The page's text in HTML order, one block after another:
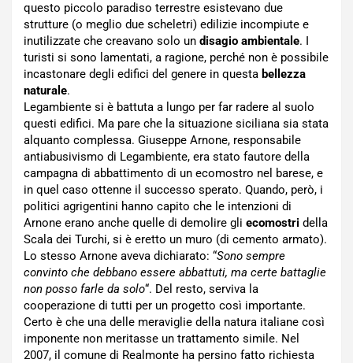
questo piccolo paradiso terrestre esistevano due
strutture (o meglio due scheletri) edilizie incompiute e
inutilizzate che creavano solo un disagio ambientale. I
turisti si sono lamentati, a ragione, perché non è possibile
incastonare degli edifici del genere in questa bellezza
naturale.
Legambiente si è battuta a lungo per far radere al suolo
questi edifici. Ma pare che la situazione siciliana sia stata
alquanto complessa. Giuseppe Arnone, responsabile
antiabusivismo di Legambiente, era stato fautore della
campagna di abbattimento di un ecomostro nel barese, e
in quel caso ottenne il successo sperato. Quando, però, i
politici agrigentini hanno capito che le intenzioni di
Arnone erano anche quelle di demolire gli ecomostri della
Scala dei Turchi, si è eretto un muro (di cemento armato).
Lo stesso Arnone aveva dichiarato: “Sono sempre
convinto che debbano essere abbattuti, ma certe battaglie
non posso farle da solo“. Del resto, serviva la
cooperazione di tutti per un progetto così importante.
Certo è che una delle meraviglie della natura italiane così
imponente non meritasse un trattamento simile. Nel
2007, il comune di Realmonte ha persino fatto richiesta